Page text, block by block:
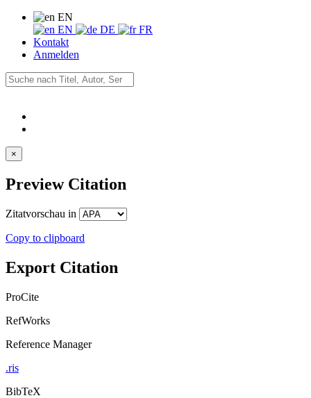
EN
EN
DE
FR
Kontakt
Anmelden
×
Preview Citation
Zitatvorschau in
Copy to clipboard
Export Citation
ProCite
RefWorks
Reference Manager
.ris
BibTeX